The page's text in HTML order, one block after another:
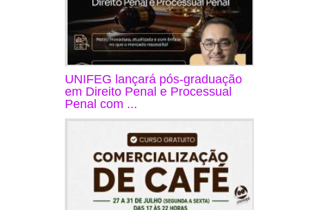
UNIFEG lançará pós-graduação
em Direito Penal e Processual
Penal com ...